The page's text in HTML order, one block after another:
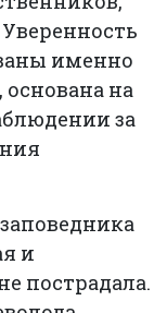
именно
на
за
и
пострадала.